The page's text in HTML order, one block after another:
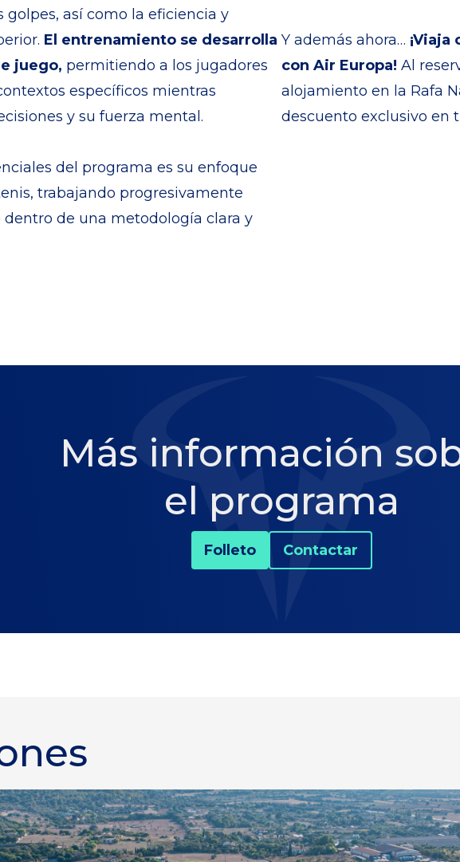
golpes, así como la eficiencia y
El entrenamiento se desarrolla
juego, permitiendo a los jugadores
específicos mientras
y su fuerza mental.
del programa es su enfoque
trabajando progresivamente
dentro de una metodología clara y
Y además ahora…
con Air Europa! Al
alojamiento en la Rafa
descuento exclusivo en
Más información
el programa
Folleto Contactar